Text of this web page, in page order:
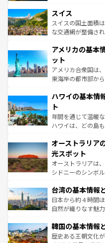
を参照してほしい。
は、お酒好きな人にはぜ
ドイツ情報はコン
リアごとに異なる
ティー、ビール好
戦など、本場だか
ンツ一覧を参照し
スイス
スイスの国土面積
な交通網が整備さ
の建物がそのまま
博物館もあり、ア
ことができる。国
者向けの交通パス
着のスイス情報は
アメリカの基本
ット
アメリカ合衆国は
東海岸の都市部か
のような巨大都市
ンメントが詰まっ
西部には大自然が
ストーン国立公園
文化が魅力。旅行
しみながら、その
るだろう。車での
ならではの贅沢な旅のスタイ
情報は コンテンツ
ハワイの基本情
ト
年間を通じて温暖
ハワイは、どの島
ワイ島は見逃せな
島だが、静かな自
おすすめ。エメラ
文化や歴史が息づ
人々、おいしいロ
ク、伝統的なフラ
っている。訪れる
はコンテンツ一覧
オーストラリア
光スポット
オーストラリアは
シドニーのシンボ
リアリーフや大陸
ク）、タスマニア
ど、見どころがた
いる。アクティビ
ビング、ハイキン
台湾の基本情報
日本から約４時間
自然が織りなす魅
ン）、静ひつな山
と山間の静けさが
韓国の基本情報
歴史ある王朝文化